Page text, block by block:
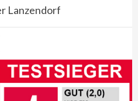
Lanzendorf